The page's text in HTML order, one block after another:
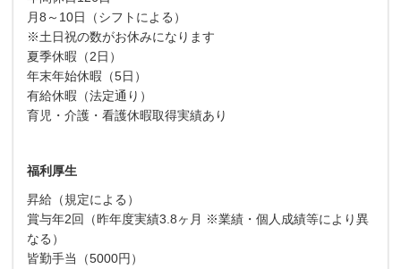
月8～10日（シフトによる）
※土日祝の数がお休みになります
夏季休暇（2日）
年末年始休暇（5日）
有給休暇（法定通り）
育児・介護・看護休暇取得実績あり
福利厚生
昇給（規定による）
賞与年2回（昨年度実績3.8ヶ月 ※業績・個人成績等により異
なる）
皆勤手当（5000円）